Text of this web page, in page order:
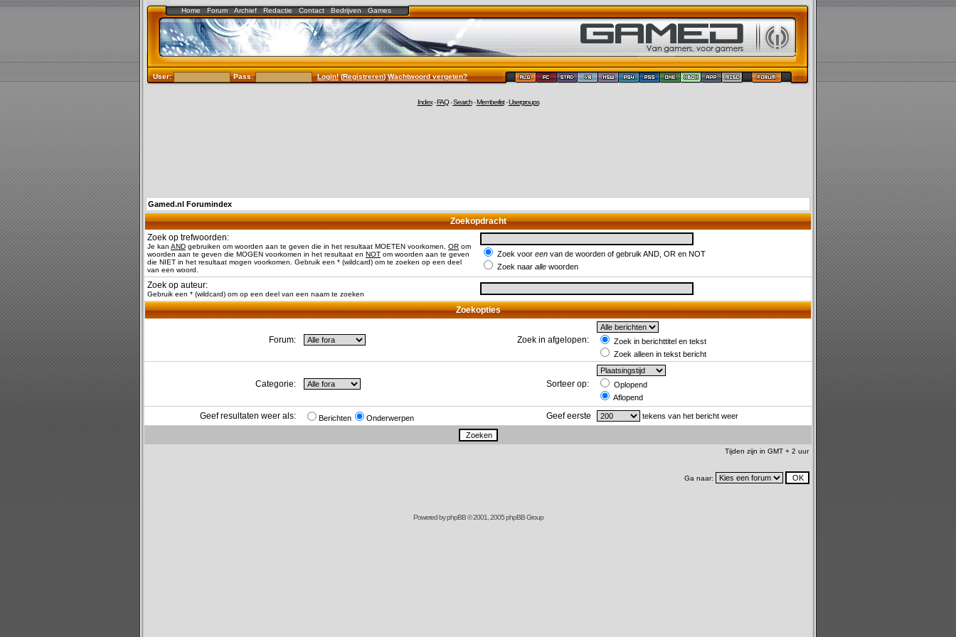
Home Forum Archief Redactie Contact Bedrijven Games
User: Pass: Login!(Registreren)Wachtwoord vergeten?
Index-FAQ-Search-Memberlist-Usergroups
Gamed.nl Forumindex
Zoekopdracht
Zoek op trefwoorden:
Je kan AND gebruiken om woorden aan te geven die in het resultaat MOETEN voorkomen, OR om
woorden aan te geven die MOGEN voorkomen in het resultaat en NOT om woorden aan te geven
die NIET in het resultaat mogen voorkomen. Gebruik een * (wildcard) om te zoeken op een deel
van een woord.
Zoek voor een van de woorden of gebruik AND, OR en NOT
Zoek naar alle woorden
Zoek op auteur:
Gebruik een * (wildcard) om op een deel van een naam te zoeken
Zoekopties
Forum: Zoek in afgelopen:
Zoek in berichttitel en tekst
Zoek alleen in tekst bericht
Categorie: Sorteer op:
Oplopend
Aflopend
Geef resultaten weer als: Berichten Onderwerpen Geef eerste tekens van het bericht weer
Tijden zijn in GMT + 2 uur
Ga naar:
Powered byphpBB© 2001, 2005 phpBB Group